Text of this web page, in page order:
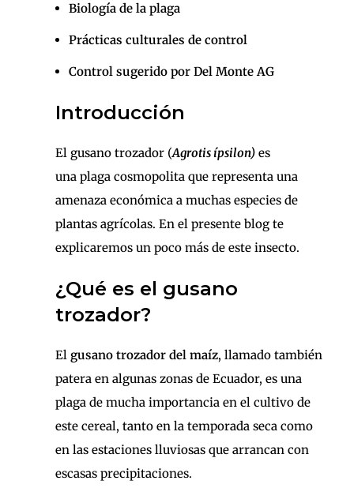
Biología de la plaga
Prácticas culturales de control
Control sugerido por Del Monte AG
Introducción
El gusano trozador (Agrotis ípsilon) es
una plaga cosmopolita que representa una
amenaza económica a muchas especies de
plantas agrícolas. En el presente blog te
explicaremos un poco más de este insecto.
¿Qué es el gusano
trozador?
El gusano trozador del maíz, llamado también
patera en algunas zonas de Ecuador, es una
plaga de mucha importancia en el cultivo de
este cereal, tanto en la temporada seca como
en las estaciones lluviosas que arrancan con
escasas precipitaciones.